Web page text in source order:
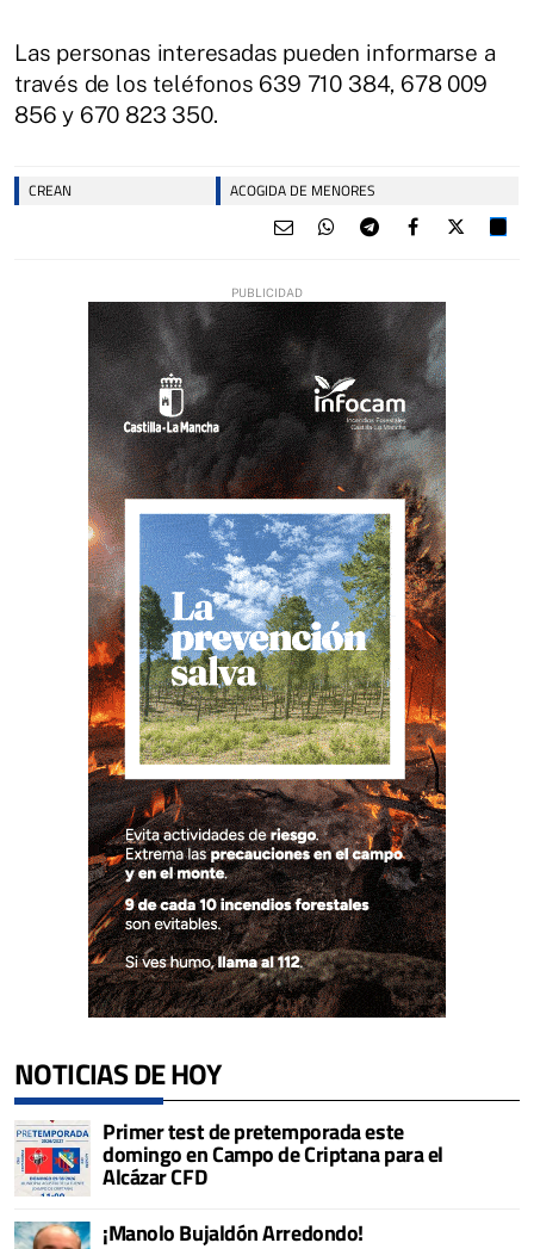
Las personas interesadas pueden informarse a
través de los teléfonos 639 710 384, 678 009
856 y 670 823 350.
CREAN ACOGIDA DE MENORES
NOTICIAS DE HOY
Primer test de pretemporada este
domingo en Campo de Criptana para el
Alcázar CFD
¡Manolo Bujaldón Arredondo!